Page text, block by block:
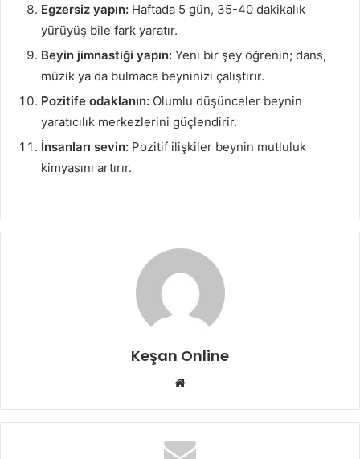
Egzersiz yapın: Haftada 5 gün, 35-40 dakikalık
yürüyüş bile fark yaratır.
Beyin jimnastiği yapın: Yeni bir şey öğrenin; dans,
müzik ya da bulmaca beyninizi çalıştırır.
Pozitife odaklanın: Olumlu düşünceler beynin
yaratıcılık merkezlerini güçlendirir.
İnsanları sevin: Pozitif ilişkiler beynin mutluluk
kimyasını artırır.
Keşan Online
Web